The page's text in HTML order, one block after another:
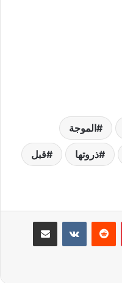
الموجة
ذروتها قبل
بينتيريست مشاركة عبر البريد